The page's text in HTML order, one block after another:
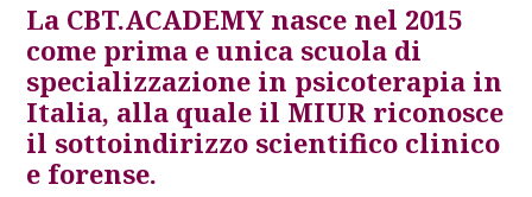
La CBT.ACADEMY nasce nel 2015
come prima e unica scuola di
specializzazione in psicoterapia in
Italia, alla quale il MIUR riconosce
il sottoindirizzo scientifico clinico
e forense.